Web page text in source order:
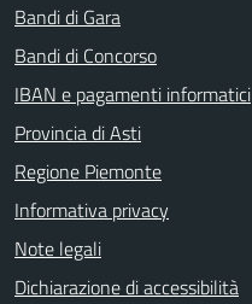
Bandi di Gara
Bandi di Concorso
IBAN e pagamenti informatici
Provincia di Asti
Regione Piemonte
Informativa privacy
Note legali
Dichiarazione di accessibilità